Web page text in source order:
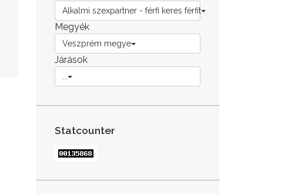
Alkalmi szexpartner - férfi keres férfit
Megyék
Veszprém megye
Járások
Statcounter